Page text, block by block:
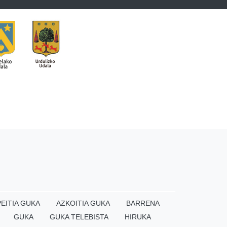
GUKA AZKOITIA GUKA
BARRENA
GUKA GUKA TELEBISTA
HIRUKA